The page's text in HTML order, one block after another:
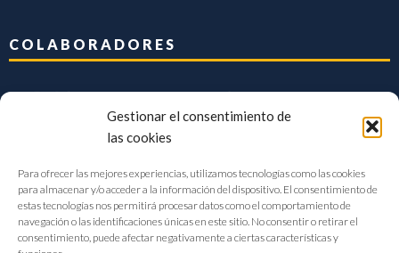
Gestionar el consentimiento de
las cookies
Para ofrecer las mejores experiencias, utilizamos tecnologías como las cookies
para almacenar y/o acceder a la información del dispositivo. El consentimiento de
estas tecnologías nos permitirá procesar datos como el comportamiento de
navegación o las identificaciones únicas en este sitio. No consentir o retirar el
consentimiento, puede afectar negativamente a ciertas características y
COLABORADORES